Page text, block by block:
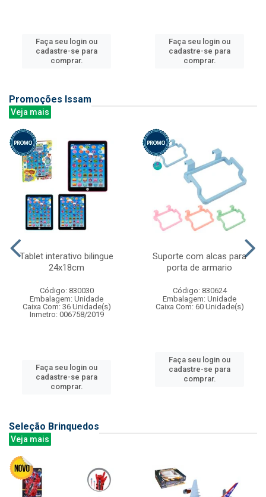
Faça seu login ou
cadastre-se para
comprar.
Faça seu login ou
cadastre-se para
comprar.
Promoções Issam
Veja mais
Tablet interativo bilingue
24x18cm
Código: 830030
Embalagem: Unidade
Caixa Com: 36 Unidade(s)
Inmetro: 006758/2019
Faça seu login ou
cadastre-se para
comprar.
Suporte com alcas para
porta de armario
Código: 830624
Embalagem: Unidade
Caixa Com: 60 Unidade(s)
Faça seu login ou
cadastre-se para
comprar.
Seleção Brinquedos
Veja mais